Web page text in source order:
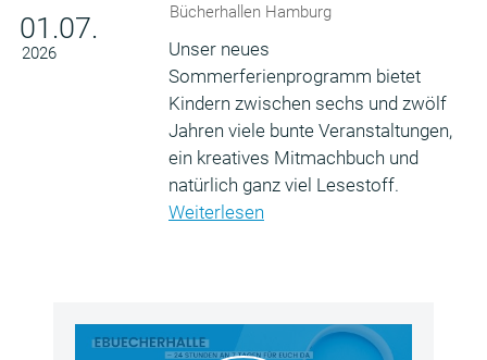
01.07.
2026
Bücherhallen Hamburg
Unser neues
Sommerferienprogramm bietet
Kindern zwischen sechs und zwölf
Jahren viele bunte Veranstaltungen,
ein kreatives Mitmachbuch und
natürlich ganz viel Lesestoff.
Weiterlesen